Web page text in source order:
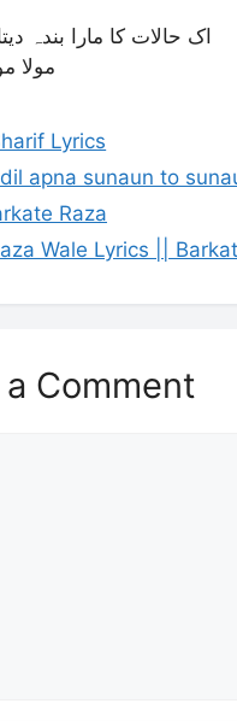
اک حالات کا مارا بندہ
مولا
Lyrics
apna sunaun to
Raza
Wale Lyrics ||
a Comment